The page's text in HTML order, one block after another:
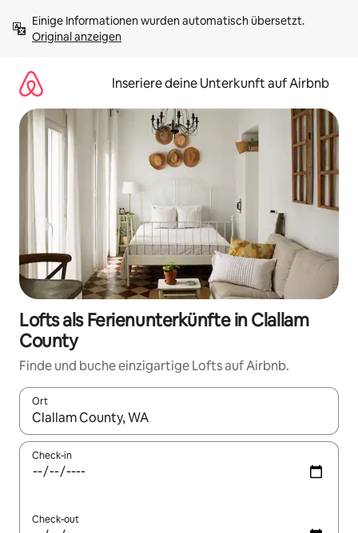
Inhalten
springenOriginal anzeigen
Inseriere deine Unterkunft auf Airbnb
Lofts als Ferienunterkünfte in Clallam
County
Finde und buche einzigartige Lofts auf Airbnb.
Ort
Wenn Ergebnisse verfügbar sind, navigiere mit den
Check-in
Check-out